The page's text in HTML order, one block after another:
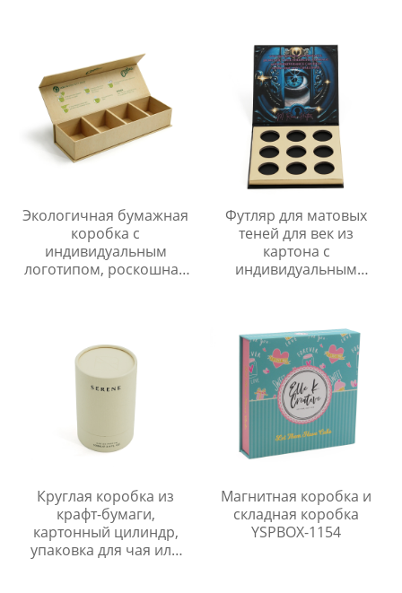
Экологичная бумажная
коробка с
индивидуальным
логотипом, роскошная
Футляр для матовых
теней для век из
картона с
индивидуальным
Круглая коробка из
крафт-бумаги,
картонный цилиндр,
упаковка для чая или
Магнитная коробка и
складная коробка
YSPBOX-1154